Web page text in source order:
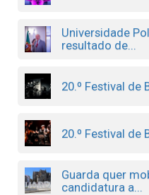
Universidade
resultado de...
20.º Festival de
20.º Festival de
Guarda quer
candidatura a...